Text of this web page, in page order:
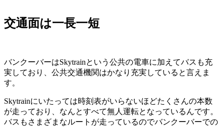
交通面は一長一短
バンクーバーはSkytrainという公共の電車に加えてバスも充
実しており、公共交通機関はかなり充実していると言えま
す。
Skytrainにいたっては時刻表がいらないほどたくさんの本数
が走っており、なんとすべて無人運転となっているんです。
バスもさまざまなルートが走っているのでバンクーバーでの